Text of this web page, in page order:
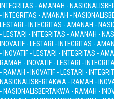
INTEGRITAS - AMANAH - NASIONALIS
- INTEGRITAS - AMANAH - NASIONALIS
LESTARI - INTEGRITAS - AMANAH -
- LESTARI - INTEGRITAS - AMANAH -
INOVATIF - LESTARI - INTEGRITAS -
- INOVATIF - LESTARI - INTEGRITAS -
RAMAH - INOVATIF - LESTARI -
- RAMAH - INOVATIF - LESTARI -
NASIONALISBERTAKWA - RAMAH -
- NASIONALISBERTAKWA - RAMAH -